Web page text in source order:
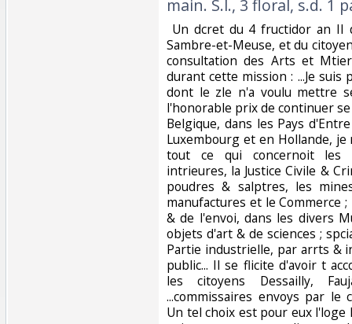
main. S.l., 3 floral, s.d. 1
Un dcret du 4 fructidor an II
Sambre-et-Meuse, et du
consultation des Arts et
durant cette mission : ...Je suis
dont le zle n'a voulu mettre
l'honorable prix de continuer
Belgique, dans les Pays
Luxembourg et en Hollande, je
tout ce qui concernoit les
intrieures, la Justice Civile &
poudres & salptres, les
manufactures et le Commerce
& de l'envoi, dans les divers
objets d'art & de sciences ;
Partie industrielle, par arrts &
public... Il se flicite d'avoir t
les citoyens Dessailly,
...commissaires envoys par le
Un tel choix est pour eux